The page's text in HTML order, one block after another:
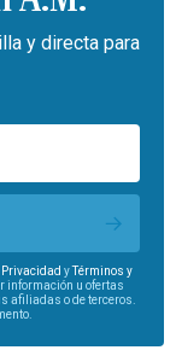
y directa para
Privacidad yTérminos y
información u ofertas
afiliadas o de terceros.